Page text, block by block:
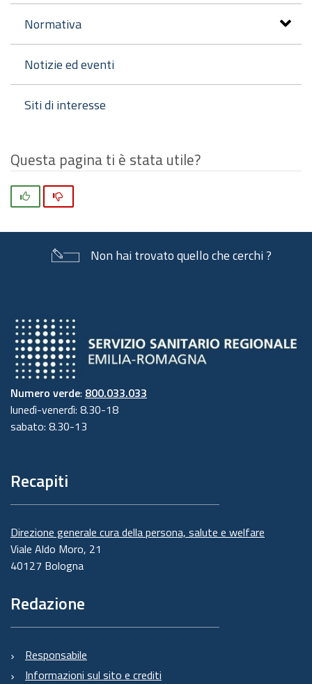
Normativa
Notizie ed eventi
Siti di interesse
Questa pagina ti è stata utile?
Non hai trovato quello che cerchi ?
Numero verde: 800.033.033
lunedì-venerdì: 8.30-18
sabato: 8.30-13
Recapiti
Direzione generale cura della persona, salute e welfare
Viale Aldo Moro, 21
40127 Bologna
Redazione
Responsabile
Informazioni sul sito e crediti